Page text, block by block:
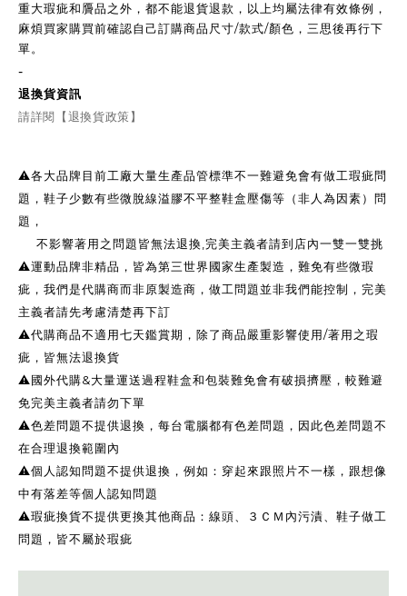
重大瑕疵和贗品之外，都不能退貨退款，以上均屬法律有效條例，
麻煩買家購買前確認自己訂購商品尺寸/款式/顏色，三思後再行下
單。
-
退換貨資訊
請詳閱【退換貨政策】
⚠️各大品牌目前工廠大量生產品管標準不一難避免會有做工瑕疵問
題，鞋子少數有些微脫線溢膠不平整鞋盒壓傷等（非人為因素）問
題，
不影響著用之問題皆無法退換,完美主義者請到店內一雙一雙挑
⚠️運動品牌非精品，皆為第三世界國家生產製造，難免有些微瑕
疵，我們是代購商而非原製造商，做工問題並非我們能控制，完美
主義者請先考慮清楚再下訂
⚠️代購商品不適用七天鑑賞期，除了商品嚴重影響使用/著用之瑕
疵，皆無法退換貨
⚠️國外代購&大量運送過程鞋盒和包裝難免會有破損擠壓，較難避
免完美主義者請勿下單
⚠️色差問題不提供退換，每台電腦都有色差問題，因此色差問題不
在合理退換範圍內
⚠️個人認知問題不提供退換，例如：穿起來跟照片不一樣，跟想像
中有落差等個人認知問題
⚠️瑕疵換貨不提供更換其他商品：線頭、３ＣＭ內污漬、鞋子做工
問題，皆不屬於瑕疵